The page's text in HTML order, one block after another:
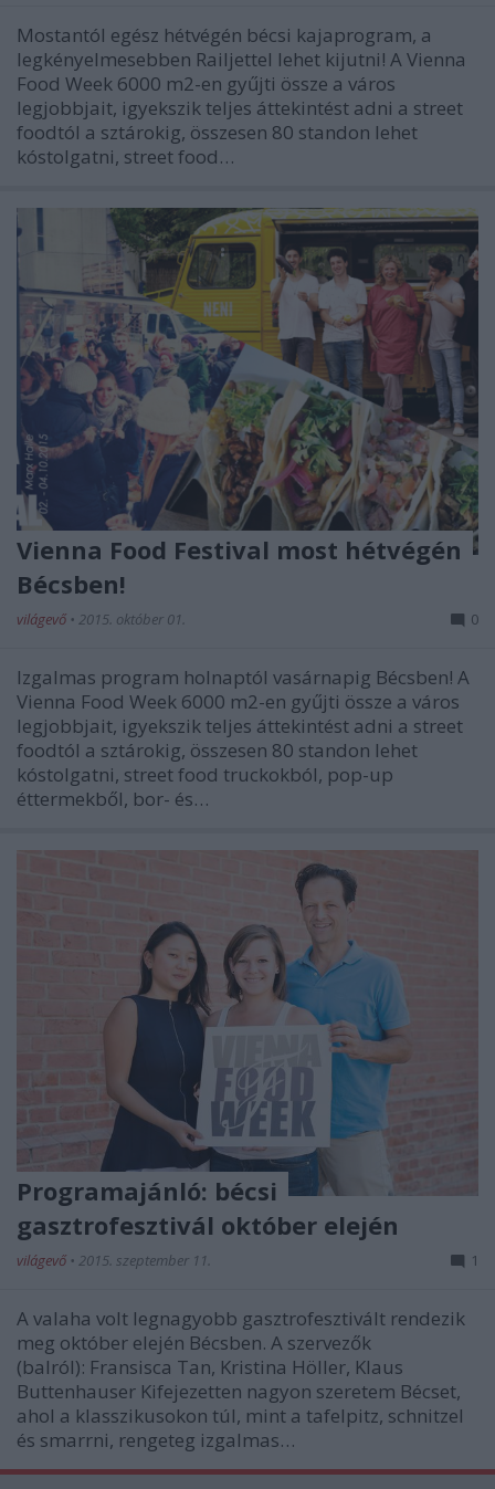
Mostantól egész hétvégén bécsi kajaprogram, a
legkényelmesebben Railjettel lehet kijutni! A Vienna
Food Week 6000 m2-en gyűjti össze a város
legjobbjait, igyekszik teljes áttekintést adni a street
foodtól a sztárokig, összesen 80 standon lehet
kóstolgatni, street food…
Vienna Food Festival most hétvégén
Bécsben!
világevő • 2015. október 01. 0
Izgalmas program holnaptól vasárnapig Bécsben! A
Vienna Food Week 6000 m2-en gyűjti össze a város
legjobbjait, igyekszik teljes áttekintést adni a street
foodtól a sztárokig, összesen 80 standon lehet
kóstolgatni, street food truckokból, pop-up
éttermekből, bor- és…
Programajánló: bécsi
gasztrofesztivál október elején
világevő • 2015. szeptember 11. 1
A valaha volt legnagyobb gasztrofesztivált rendezik
meg október elején Bécsben. A szervezők
(balról): Fransisca Tan, Kristina Höller, Klaus
Buttenhauser Kifejezetten nagyon szeretem Bécset,
ahol a klasszikusokon túl, mint a tafelpitz, schnitzel
és smarrni, rengeteg izgalmas…